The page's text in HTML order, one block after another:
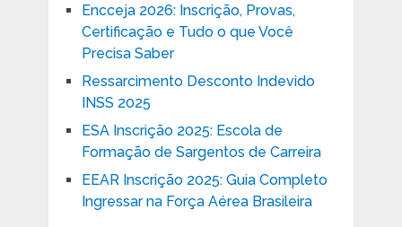
Encceja 2026: Inscrição, Provas,
Certificação e Tudo o que Você
Precisa Saber
Ressarcimento Desconto Indevido
INSS 2025
ESA Inscrição 2025: Escola de
Formação de Sargentos de Carreira
EEAR Inscrição 2025: Guia Completo
Ingressar na Força Aérea Brasileira